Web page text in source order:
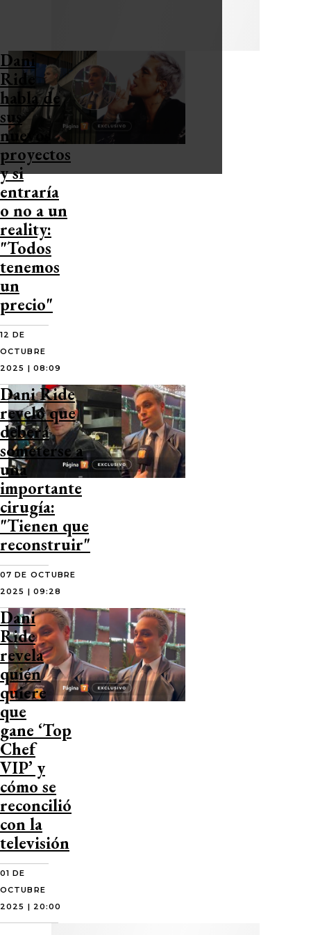
Dani
Ride
habla de
sus
nuevos
proyectos
y si
entraría
o no a un
reality:
"Todos
tenemos
un
precio"
12 DE
OCTUBRE
2025 | 08:09
Dani Ride
reveló que
deberá
someterse a
una
importante
cirugía:
"Tienen que
reconstruir"
07 DE OCTUBRE
2025 | 09:28
Dani
Ride
revela
quién
quiere
que
gane ‘Top
Chef
VIP’ y
cómo se
reconcilió
con la
televisión
01 DE
OCTUBRE
2025 | 20:00